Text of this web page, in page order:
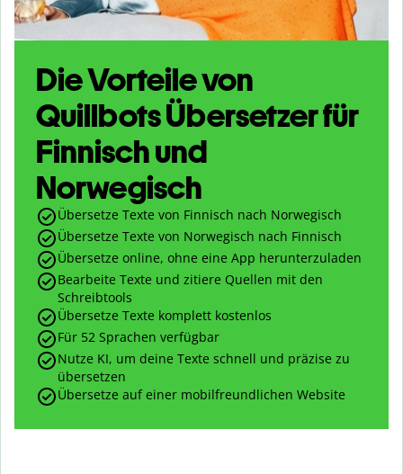
Die Vorteile von
Quillbots Übersetzer für
Finnisch und
Norwegisch
Übersetze Texte von Finnisch nach Norwegisch
Übersetze Texte von Norwegisch nach Finnisch
Übersetze online, ohne eine App herunterzuladen
Bearbeite Texte und zitiere Quellen mit den
Schreibtools
Übersetze Texte komplett kostenlos
Für 52 Sprachen verfügbar
Nutze KI, um deine Texte schnell und präzise zu
übersetzen
Übersetze auf einer mobilfreundlichen Website